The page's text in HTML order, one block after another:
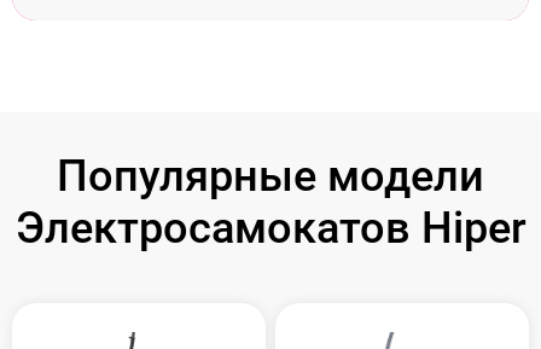
Популярные модели
Электросамокатов Hiper